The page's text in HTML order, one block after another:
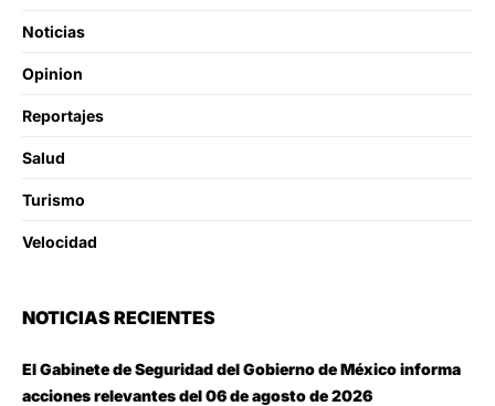
Noticias
Opinion
Reportajes
Salud
Turismo
Velocidad
NOTICIAS RECIENTES
El Gabinete de Seguridad del Gobierno de México informa
acciones relevantes del 06 de agosto de 2026